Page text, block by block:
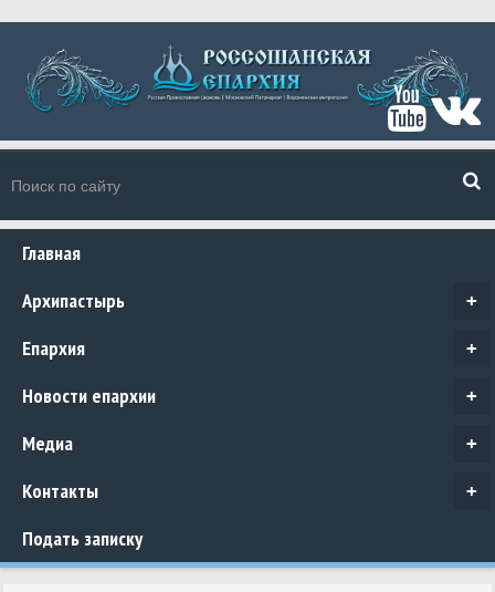
Главная
+
Архипастырь
+
Епархия
+
Новости епархии
+
Медиа
+
Контакты
Подать записку